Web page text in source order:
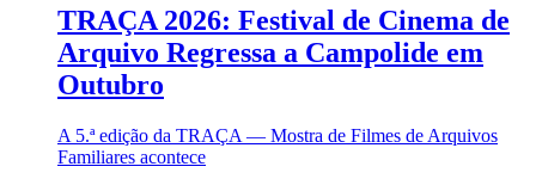
TRAÇA 2026: Festival de Cinema de
Arquivo Regressa a Campolide em
Outubro
A 5.ª edição da TRAÇA — Mostra de Filmes de Arquivos
Familiares acontece